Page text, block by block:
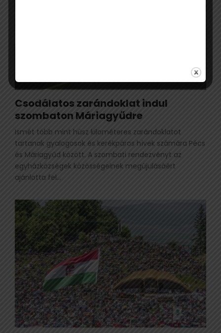
Csodálatos zarándoklat indul
szombaton Máriagyűdre
Ismét több mint húsz kilométeres zarándoklatot
tartanak gyalogosok és kerékpáros hívek számára Pécs
és Máriagyűd között. A szombati rendezvényt az
egyházközségek közösségeinek megújulásáért
ajánlotta fel...